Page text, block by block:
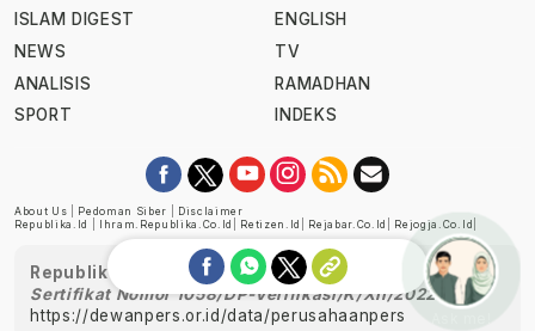
ISLAM DIGEST
NEWS
ANALISIS
SPORT
ENGLISH
TV
RAMADHAN
INDEKS
About Us Pedoman Siber
Disclaimer
Republika.id
Ihram.republika.co.id Retizen.id Rejabar.co.id Rejogja.co.id
Republika telah diverifikasi oleh Dewan Pers
Sertifikat Nomor 1058/DP-Verifikasi/K/XII/2022
https://dewanpers.or.id/data/perusahaanpers